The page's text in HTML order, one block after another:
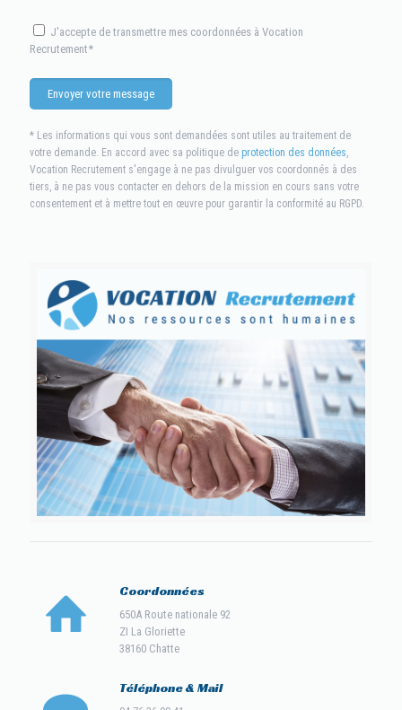
J'accepte de transmettre mes coordonnées à Vocation
Recrutement*
* Les informations qui vous sont demandées sont utiles au traitement de
votre demande. En accord avec sa politique de protection des données,
Vocation Recrutement s'engage à ne pas divulguer vos coordonnés à des
tiers, à ne pas vous contacter en dehors de la mission en cours sans votre
consentement et à mettre tout en œuvre pour garantir la conformité au RGPD.
Coordonnées
650A Route nationale 92
ZI La Gloriette
38160 Chatte
Téléphone & Mail